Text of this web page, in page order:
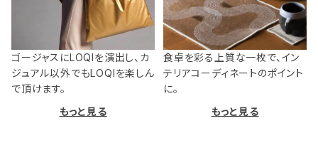
ゴージャスにLOQIを演出し、カ
ジュアル以外でもLOQIを楽しん
で頂けます。
もっと見る
食卓を彩る上質な一枚で、イン
テリアコーディネートのポイント
に。
もっと見る